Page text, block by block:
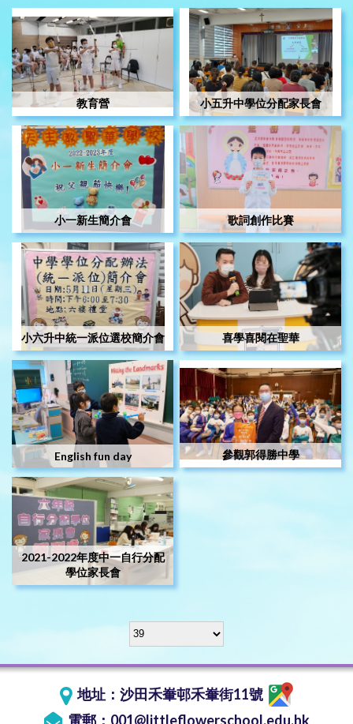
教育營 小五升中學位分配家長會
小一新生簡介會 歌詞創作比賽
小六升中統一派位選校簡介會 喜學喜閱在聖華
English fun day 參觀郭得勝中學
2021-2022年度中一自行分配
學位家長會
地址： 沙田禾輋邨禾輋街11號
電郵： 001@littleflowerschool.edu.hk